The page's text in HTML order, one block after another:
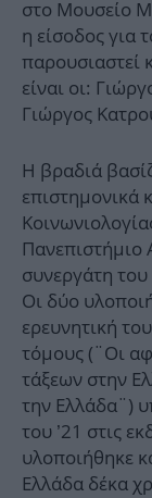
στο Μουσείο
η είσοδος για
παρουσιαστεί
είναι οι:
Γιώργος
Η βραδιά
επιστημονικά
Πανεπιστήμιο
συνεργάτη
Οι δύο
ερευνητική
τόμους (¨Οι
τάξεων στην
την Ελλάδα¨)
του ’21 στις
υλοποιήθηκε
Ελλάδα δέκα